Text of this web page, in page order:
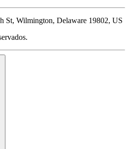
St, Wilmington, Delaware 19802, US